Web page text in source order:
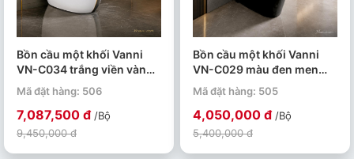
Bồn cầu một khối Vanni
VN-C034 trắng viền vàng
men tuyết phủ nano kháng
khuẩn
Mã đặt hàng: 506
7,087,500 đ /Bộ
9,450,000 đ
Bồn cầu một khối Vanni
VN-C029 màu đen men
tuyết phủ nano kháng
khuẩn
Mã đặt hàng: 505
4,050,000 đ /Bộ
5,400,000 đ